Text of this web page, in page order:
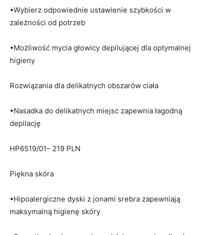
•Wybierz odpowiednie ustawienie szybkości w
zależności od potrzeb
•Możliwość mycia głowicy depilującej dla optymalnej
higieny
Rozwiązania dla delikatnych obszarów ciała
•Nasadka do delikatnych miejsc zapewnia łagodną
depilację
HP6519/01– 219 PLN
Piękna skóra
•Hipoalergiczne dyski z jonami srebra zapewniają
maksymalną higienę skóry